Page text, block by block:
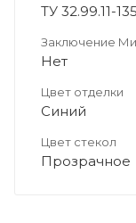
ТУ 32.99.11-
Заключение
Нет
Цвет отделки
Синий
Цвет стекол
Прозрачное